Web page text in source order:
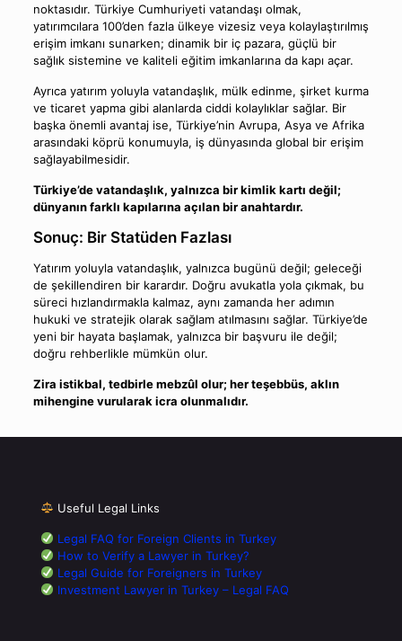
noktasıdır. Türkiye Cumhuriyeti vatandaşı olmak,
yatırımcılara 100’den fazla ülkeye vizesiz veya kolaylaştırılmış
erişim imkanı sunarken; dinamik bir iç pazara, güçlü bir
sağlık sistemine ve kaliteli eğitim imkanlarına da kapı açar.
Ayrıca yatırım yoluyla vatandaşlık, mülk edinme, şirket kurma
ve ticaret yapma gibi alanlarda ciddi kolaylıklar sağlar. Bir
başka önemli avantaj ise, Türkiye’nin Avrupa, Asya ve Afrika
arasındaki köprü konumuyla, iş dünyasında global bir erişim
sağlayabilmesidir.
Türkiye’de vatandaşlık, yalnızca bir kimlik kartı değil;
dünyanın farklı kapılarına açılan bir anahtardır.
Sonuç: Bir Statüden Fazlası
Yatırım yoluyla vatandaşlık, yalnızca bugünü değil; geleceği
de şekillendiren bir karardır. Doğru avukatla yola çıkmak, bu
süreci hızlandırmakla kalmaz, aynı zamanda her adımın
hukuki ve stratejik olarak sağlam atılmasını sağlar. Türkiye’de
yeni bir hayata başlamak, yalnızca bir başvuru ile değil;
doğru rehberlikle mümkün olur.
Zira istikbal, tedbirle mebzûl olur; her teşebbüs, aklın
mihengine vurularak icra olunmalıdır.
Useful Legal Links
Legal FAQ for Foreign Clients in Turkey
How to Verify a Lawyer in Turkey?
Legal Guide for Foreigners in Turkey
Investment Lawyer in Turkey – Legal FAQ